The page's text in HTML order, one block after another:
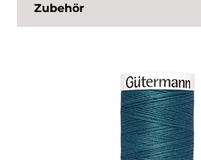
Zubehör